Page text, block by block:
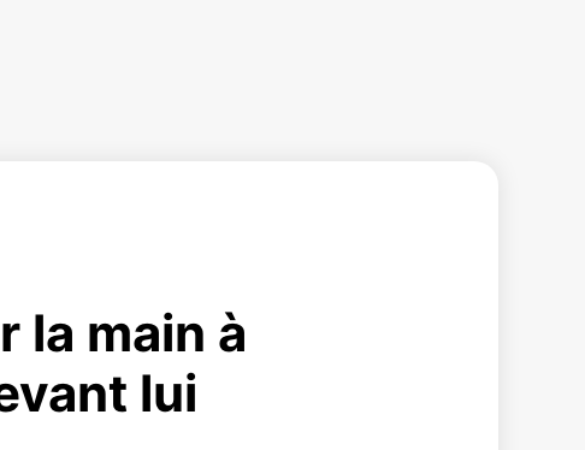
la main à
lui